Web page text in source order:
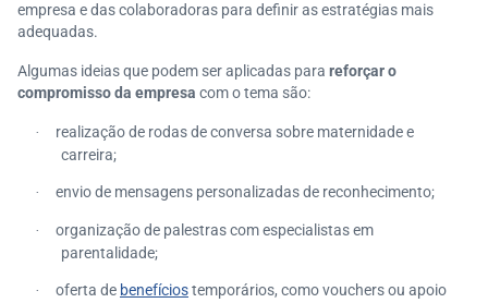
empresa e das colaboradoras para definir as estratégias mais
adequadas.
Algumas ideias que podem ser aplicadas para reforçar o
compromisso da empresa com o tema são:
·
realização de rodas de conversa sobre maternidade e
carreira;
· envio de mensagens personalizadas de reconhecimento;
·
organização de palestras com especialistas em
parentalidade;
· oferta de benefíciostemporários, como vouchers ou apoio